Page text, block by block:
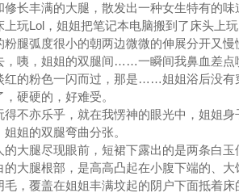
长丰满的大腿，散发出一种女生特有的味
玩Lol，姐姐把笔记本电脑搬到了床头上玩
弧度很小的朝两边微微的伸展分开又慢
，咦，姐姐的双腿间……一瞬间我鼻血差点
的粉色一闪而过，那是……姐姐浴后没有
硬硬的，好难受。
亦乐乎，就在我愣神的眼光中，姐姐身
姐的双腿弯曲分张。
腿尽现眼前，短裙下露出的是两条白玉
大腿根部，是高高凸起在小腹下端的、大
，覆盖在姐姐丰满坟起的阴户下面抵着床